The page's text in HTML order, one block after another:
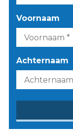
Voornaam
Achternaam